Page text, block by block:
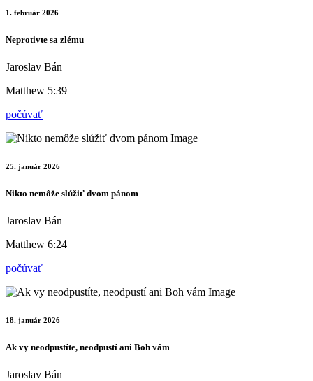
1. február 2026
Neprotivte sa zlému
Jaroslav Bán
Matthew 5:39
počúvať
25. január 2026
Nikto nemôže slúžiť dvom pánom
Jaroslav Bán
Matthew 6:24
počúvať
18. január 2026
Ak vy neodpustíte, neodpustí ani Boh vám
Jaroslav Bán